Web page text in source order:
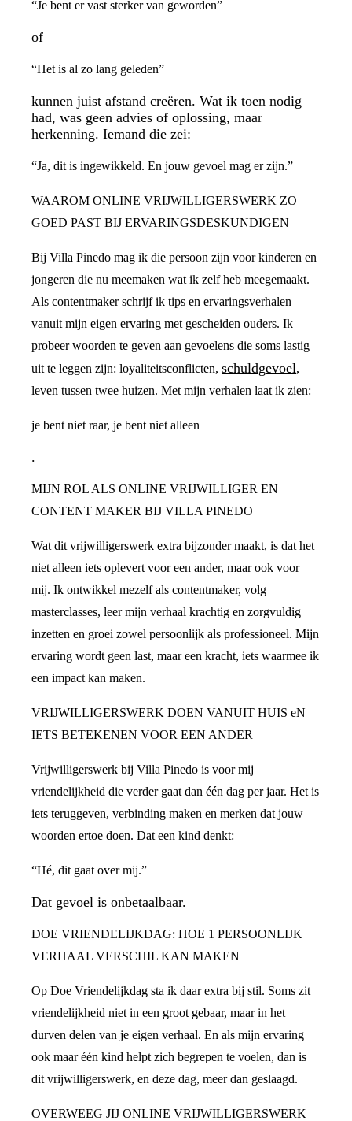
“Je bent er vast sterker van geworden”
of
“Het is al zo lang geleden”
kunnen juist afstand creëren. Wat ik toen nodig
had, was geen advies of oplossing, maar
herkenning. Iemand die zei:
“Ja, dit is ingewikkeld. En jouw gevoel mag er zijn.”
WAAROM ONLINE VRIJWILLIGERSWERK ZO
GOED PAST BIJ ERVARINGSDESKUNDIGEN
Bij Villa Pinedo mag ik die persoon zijn voor kinderen en
jongeren die nu meemaken wat ik zelf heb meegemaakt.
Als contentmaker schrijf ik tips en ervaringsverhalen
vanuit mijn eigen ervaring met gescheiden ouders. Ik
probeer woorden te geven aan gevoelens die soms lastig
uit te leggen zijn: loyaliteitsconflicten, schuldgevoel,
leven tussen twee huizen. Met mijn verhalen laat ik zien:
je bent niet raar, je bent niet alleen
.
MIJN ROL ALS ONLINE VRIJWILLIGER EN
CONTENT MAKER BIJ VILLA PINEDO
Wat dit vrijwilligerswerk extra bijzonder maakt, is dat het
niet alleen iets oplevert voor een ander, maar ook voor
mij. Ik ontwikkel mezelf als contentmaker, volg
masterclasses, leer mijn verhaal krachtig en zorgvuldig
inzetten en groei zowel persoonlijk als professioneel. Mijn
ervaring wordt geen last, maar een kracht, iets waarmee ik
een impact kan maken.
VRIJWILLIGERSWERK DOEN VANUIT HUIS eN
IETS BETEKENEN VOOR EEN ANDER
Vrijwilligerswerk bij Villa Pinedo is voor mij
vriendelijkheid die verder gaat dan één dag per jaar. Het is
iets teruggeven, verbinding maken en merken dat jouw
woorden ertoe doen. Dat een kind denkt:
“Hé, dit gaat over mij.”
Dat gevoel is onbetaalbaar.
DOE VRIENDELIJKDAG: HOE 1 PERSOONLIJK
VERHAAL VERSCHIL KAN MAKEN
Op Doe Vriendelijkdag sta ik daar extra bij stil. Soms zit
vriendelijkheid niet in een groot gebaar, maar in het
durven delen van je eigen verhaal. En als mijn ervaring
ook maar één kind helpt zich begrepen te voelen, dan is
dit vrijwilligerswerk, en deze dag, meer dan geslaagd.
OVERWEEG JIJ ONLINE VRIJWILLIGERSWERK